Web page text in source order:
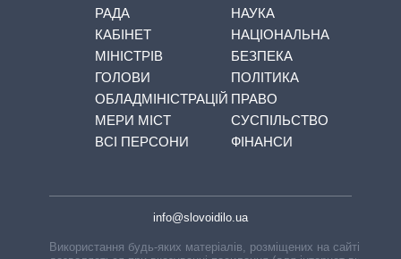
РАДА
КАБІНЕТ
МІНІСТРІВ
ГОЛОВИ
ОБЛАДМІНІСТРАЦІЙ
МЕРИ МІСТ
ВСІ ПЕРСОНИ
НАУКА
НАЦІОНАЛЬНА
БЕЗПЕКА
ПОЛІТИКА
ПРАВО
СУСПІЛЬСТВО
ФІНАНСИ
info@slovoidilo.ua
Використання будь-яких матеріалів, розміщених на сайті,